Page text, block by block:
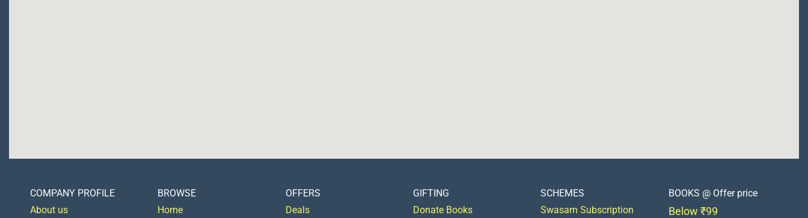
COMPANY PROFILE
About us
BROWSE
Home
OFFERS
Deals
GIFTING
Donate Books
SCHEMES
Swasam Subscription
BOOKS @ Offer price
Below ₹99